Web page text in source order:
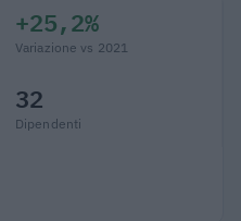
+25,2%
Variazione vs 2021
32
Dipendenti